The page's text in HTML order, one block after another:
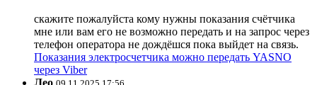
скажите пожалуйста кому нужны показания счётчика
мне или вам его не возможно передать и на запрос через
телефон оператора не дождёшся пока выйдет на связь.
Показания электросчетчика можно передать YASNO
через Viber
Лео